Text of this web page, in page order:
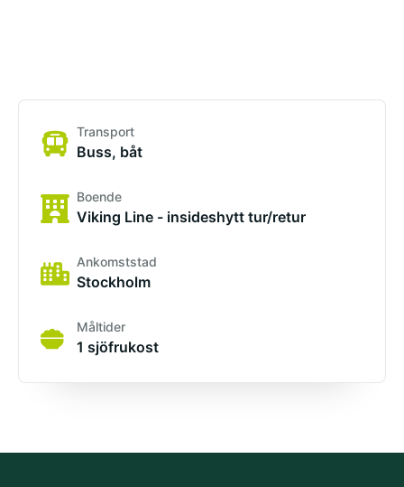
Transport
Buss, båt
Boende
Viking Line - insideshytt tur/retur
Ankomststad
Stockholm
Måltider
1 sjöfrukost